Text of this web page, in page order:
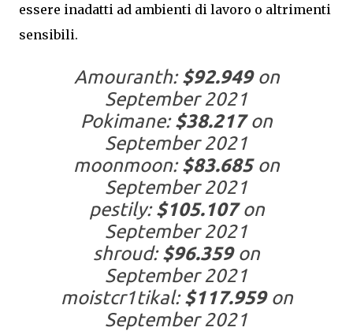
essere inadatti ad ambienti di lavoro o altrimenti
sensibili.
Amouranth:$92.949on
September 2021
Pokimane:$38.217on
September 2021
moonmoon:$83.685on
September 2021
pestily:$105.107on
September 2021
shroud:$96.359on
September 2021
moistcr1tikal:$117.959on
September 2021